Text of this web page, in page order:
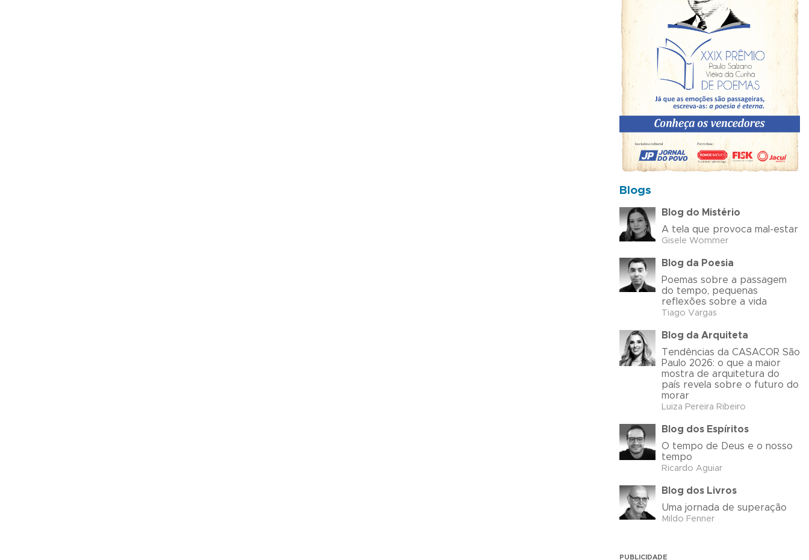
Blogs
Blog do Mistério
A tela que provoca mal-estar
Gisele Wommer
Blog da Poesia
Poemas sobre a passagem
do tempo, pequenas
reflexões sobre a vida
Tiago Vargas
Blog da Arquiteta
Tendências da CASACOR São
Paulo 2026: o que a maior
mostra de arquitetura do
país revela sobre o futuro do
morar
Luiza Pereira Ribeiro
Blog dos Espíritos
O tempo de Deus e o nosso
tempo
Ricardo Aguiar
Blog dos Livros
Uma jornada de superação
Mildo Fenner
PUBLICIDADE